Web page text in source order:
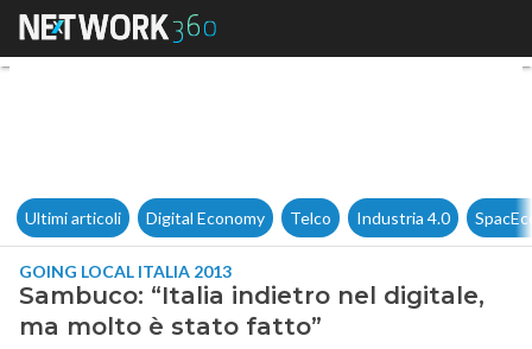
Sambuco: “Italia indietro nel
Ultimi articoli Digital Economy Telco Industria 4.0
GOING LOCAL ITALIA 2013
Sambuco: “Italia indietro nel digitale,
ma molto è stato fatto”